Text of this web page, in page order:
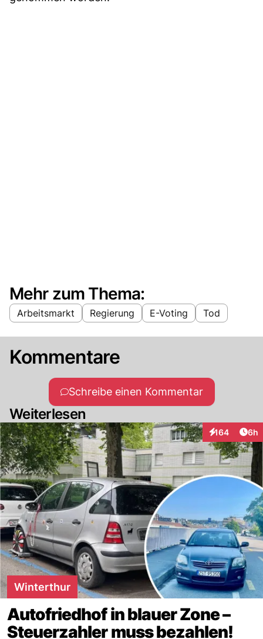
Mehr zum Thema:
Arbeitsmarkt Regierung E-Voting Tod
Kommentare
Schreibe einen Kommentar
Weiterlesen
164
Interaktionen
6h
Winterthur
Autofriedhof in blauer Zone –
Steuerzahler muss bezahlen!